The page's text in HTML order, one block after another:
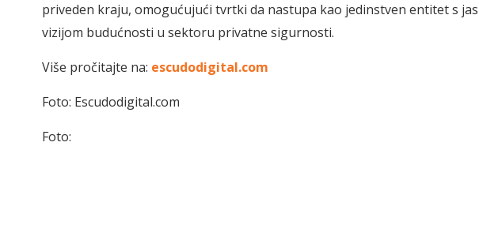
priveden kraju, omogućujući tvrtki da nastupa kao jedinstven entitet s
vizijom budućnosti u sektoru privatne sigurnosti.
Više pročitajte na: escudodigital.com
Foto: Escudodigital.com
Foto: